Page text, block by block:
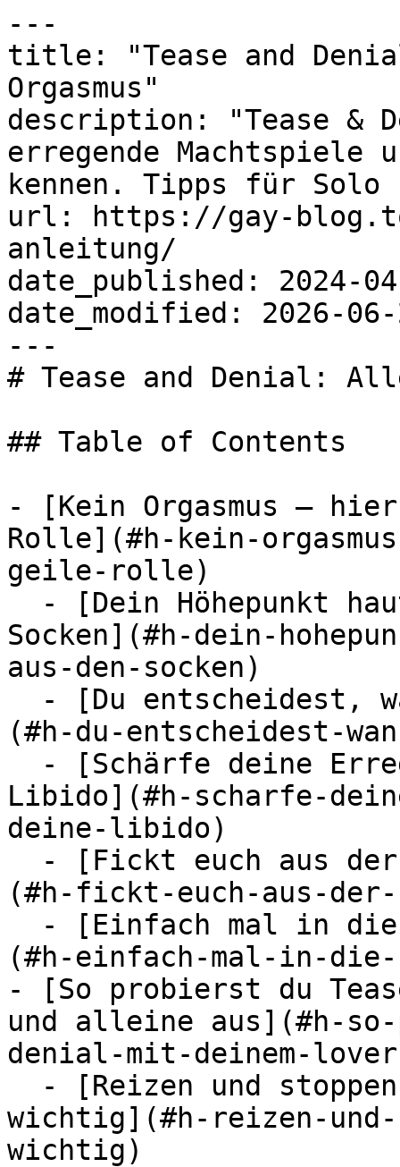
---
title: "Tease and
Orgasmus"
description: "Tease &
erregende Machtspiele
kennen. Tipps für Solo
url: https://gay-
anleitung/
date_published: 2024-
date_modified: 2026-06-
---
# Tease and Denial:
## Table of Contents
- [Kein Orgasmus –
Rolle](#h-kein-
geile-rolle)
Socken](#h-dein-
aus-den-socken)
(#h-du-entscheidest-
Libido](#h-scharfe-
deine-libido)
(#h-fickt-euch-aus-
(#h-einfach-mal-in-die-
- [So probierst du
und alleine aus](#h-
denial-mit-deinem-
wichtig](#h-reizen-
wichtig)